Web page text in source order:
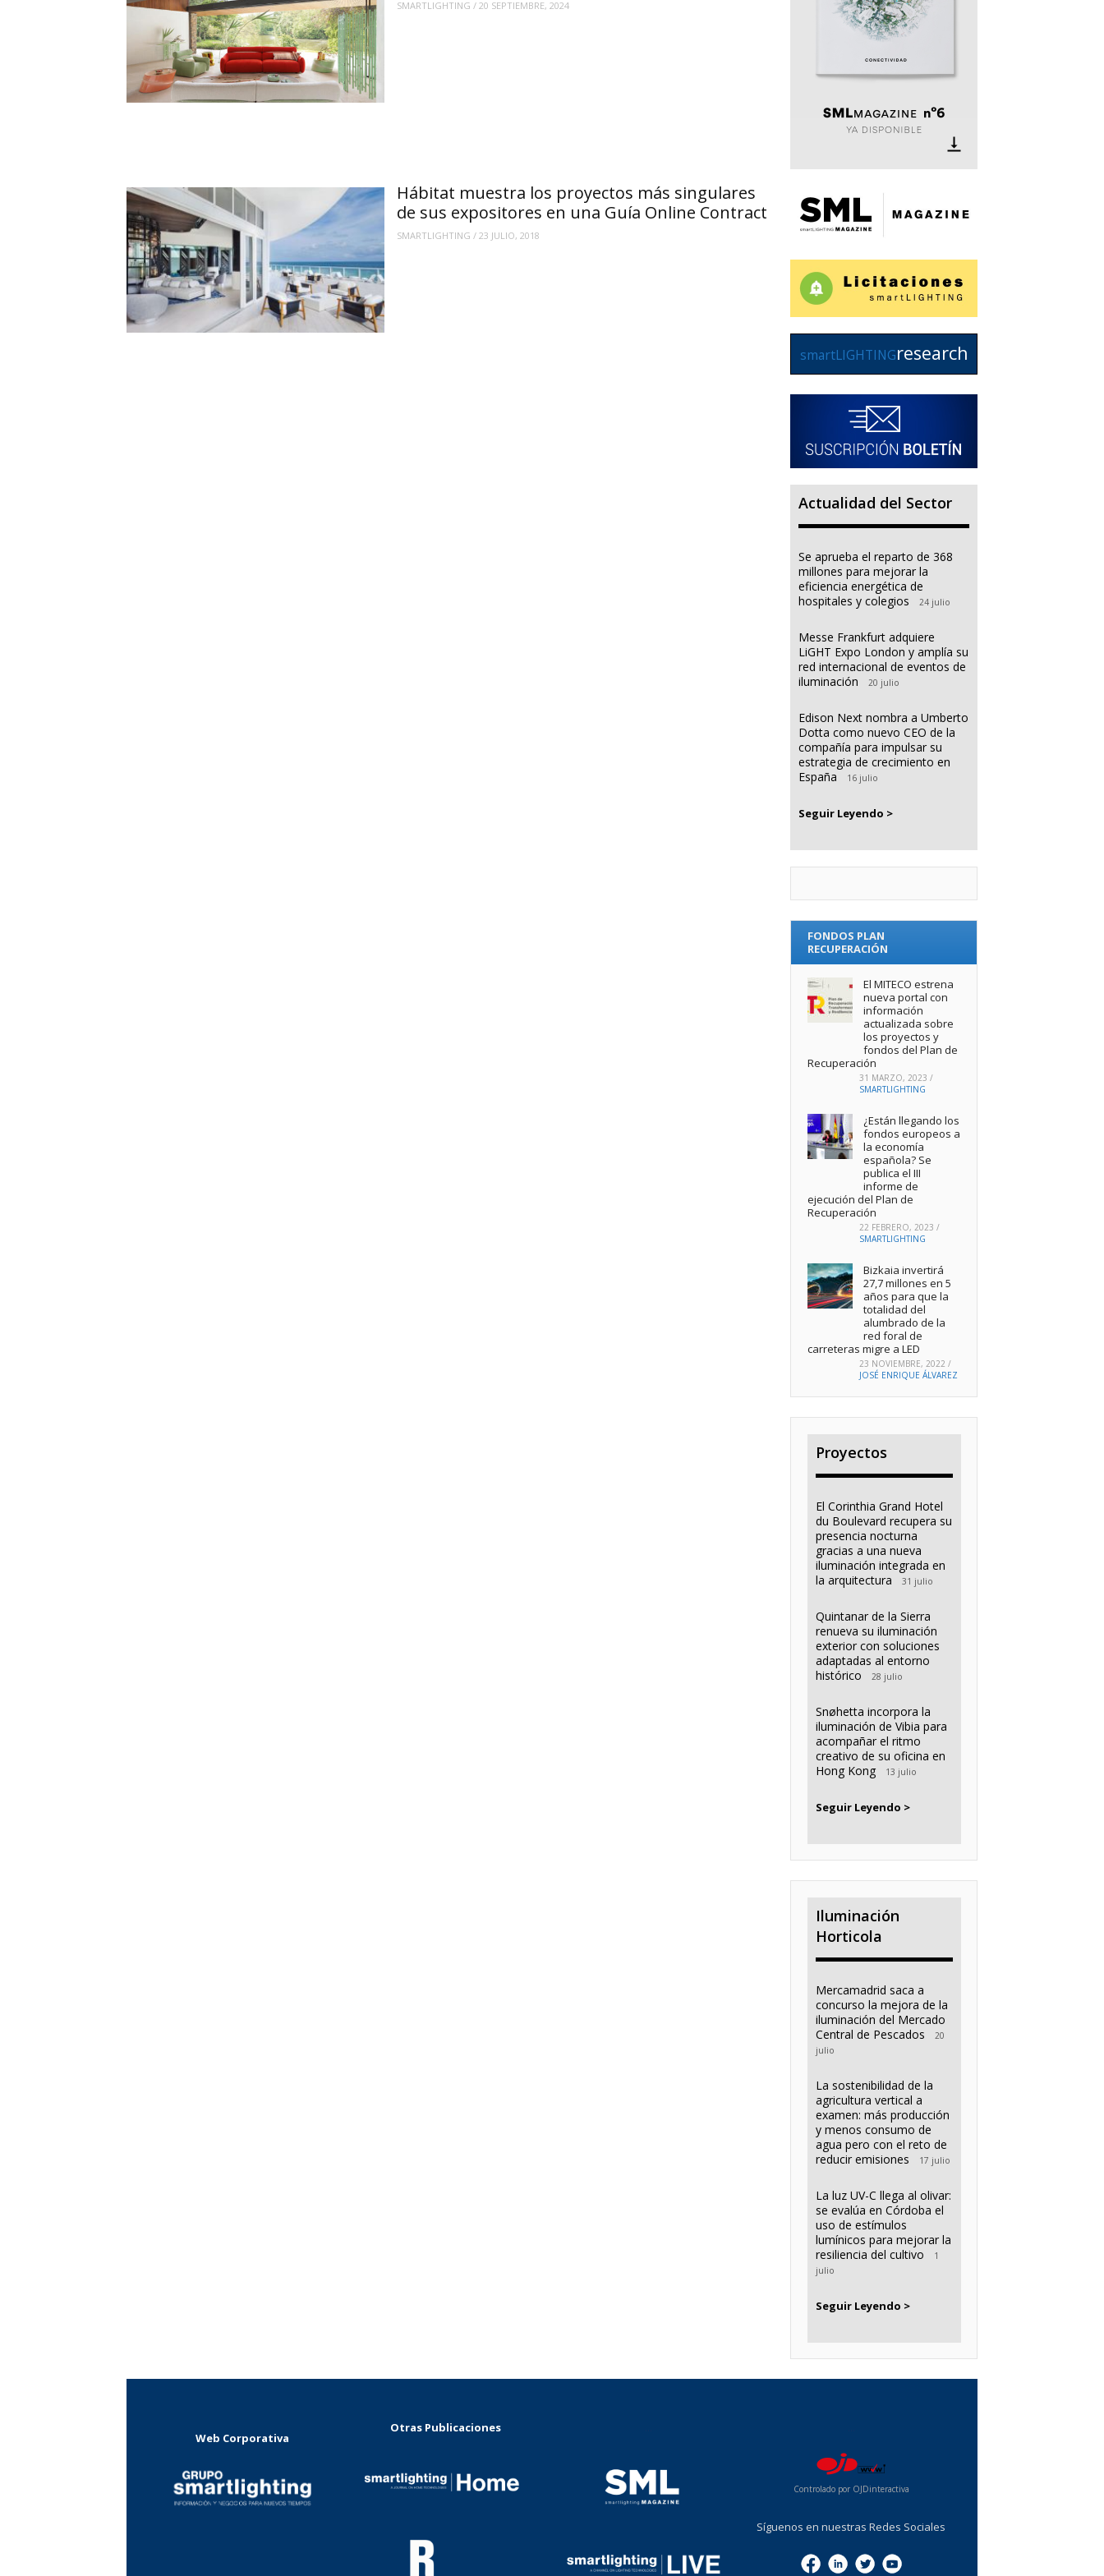
SMARTLIGHTING / 20 SEPTIEMBRE, 2024
Hábitat muestra los proyectos más singulares
de sus expositores en una Guía Online Contract
SMARTLIGHTING / 23 JULIO, 2018
smartLIGHTINGresearch
Actualidad del Sector
Se aprueba el reparto de 368
millones para mejorar la
eficiencia energética de
hospitales y colegios
24 julio
Messe Frankfurt adquiere
LiGHT Expo London y amplía su
red internacional de eventos de
iluminación
20 julio
Edison Next nombra a Umberto
Dotta como nuevo CEO de la
compañía para impulsar su
estrategia de crecimiento en
España
16 julio
Seguir Leyendo >
FONDOS PLAN
RECUPERACIÓN
El MITECO estrena
nueva portal con
información
actualizada sobre
los proyectos y
fondos del Plan de
Recuperación
31 MARZO, 2023 /
SMARTLIGHTING
¿Están llegando los
fondos europeos a
la economía
española? Se
publica el III
informe de
ejecución del Plan de
Recuperación
22 FEBRERO, 2023 /
SMARTLIGHTING
Bizkaia invertirá
27,7 millones en 5
años para que la
totalidad del
alumbrado de la
red foral de
carreteras migre a LED
23 NOVIEMBRE, 2022 /
JOSÉ ENRIQUE ÁLVAREZ
Proyectos
El Corinthia Grand Hotel
du Boulevard recupera su
presencia nocturna
gracias a una nueva
iluminación integrada en
la arquitectura
31 julio
Quintanar de la Sierra
renueva su iluminación
exterior con soluciones
adaptadas al entorno
histórico
28 julio
Snøhetta incorpora la
iluminación de Vibia para
acompañar el ritmo
creativo de su oficina en
Hong Kong
13 julio
Seguir Leyendo >
Iluminación
Horticola
Mercamadrid saca a
concurso la mejora de la
iluminación del Mercado
Central de Pescados
20
julio
La sostenibilidad de la
agricultura vertical a
examen: más producción
y menos consumo de
agua pero con el reto de
reducir emisiones
17 julio
La luz UV-C llega al olivar:
se evalúa en Córdoba el
uso de estímulos
lumínicos para mejorar la
resiliencia del cultivo
1
julio
Seguir Leyendo >
Web Corporativa
Otras Publicaciones
Controlado por OJDinteractiva
Síguenos en nuestras Redes Sociales